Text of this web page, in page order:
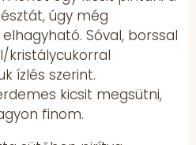
úgy még
Sóval, borssal
kristálycukorral
ízlés szerint.
kicsit megsütni,
finom.